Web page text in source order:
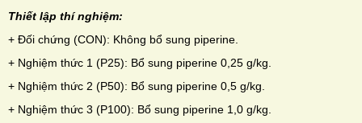
Thiết lập thí nghiệm:
+ Đối chứng (CON): Không bổ sung piperine.
+ Nghiệm thức 1 (P25): Bổ sung piperine 0,25 g/kg.
+ Nghiệm thức 2 (P50): Bổ sung piperine 0,5 g/kg.
+ Nghiệm thức 3 (P100): Bổ sung piperine 1,0 g/kg.